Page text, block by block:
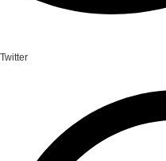
Twitter